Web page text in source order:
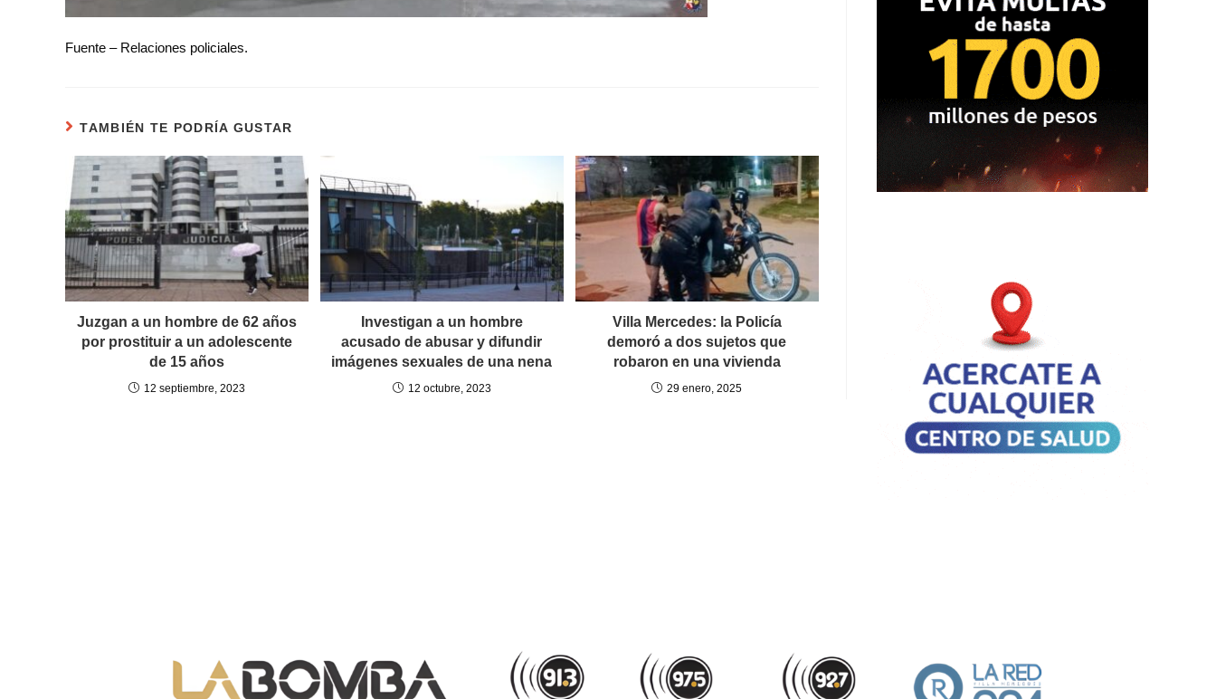
Fuente – Relaciones policiales.
TAMBIÉN TE PODRÍA GUSTAR
Juzgan a un hombre de 62 años
por prostituir a un adolescente
de 15 años
12 septiembre, 2023
Investigan a un hombre
acusado de abusar y difundir
imágenes sexuales de una nena
12 octubre, 2023
Villa Mercedes: la Policía
demoró a dos sujetos que
robaron en una vivienda
29 enero, 2025